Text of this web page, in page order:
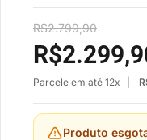
R$2.799,90
R$
Parcele em até 12x
Produto